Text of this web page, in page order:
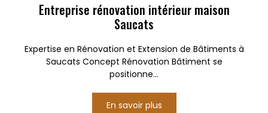
Entreprise rénovation intérieur maison
Saucats
Expertise en Rénovation et Extension de Bâtiments à
Saucats Concept Rénovation Bâtiment se
positionne...
En savoir plus